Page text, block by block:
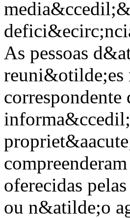
As pessoas
reuni&otilde;es
correspondente
oferecidas
ou n&atilde;o